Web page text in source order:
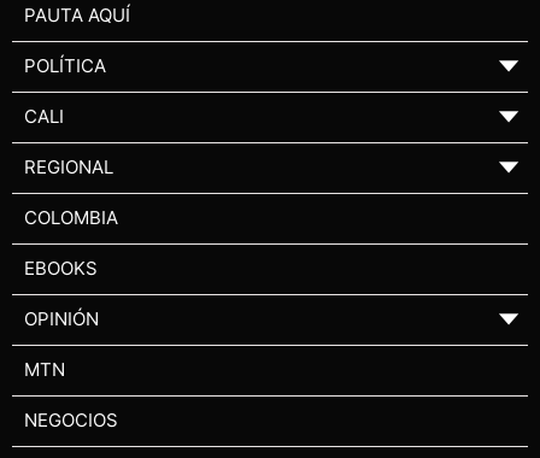
PAUTA AQUÍ
POLÍTICA ▼
CALI ▼
REGIONAL ▼
COLOMBIA
EBOOKS
OPINIÓN ▼
MTN
NEGOCIOS